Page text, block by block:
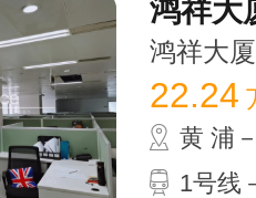
鸿祥大
鸿祥大
22.24
黄 浦
1号线